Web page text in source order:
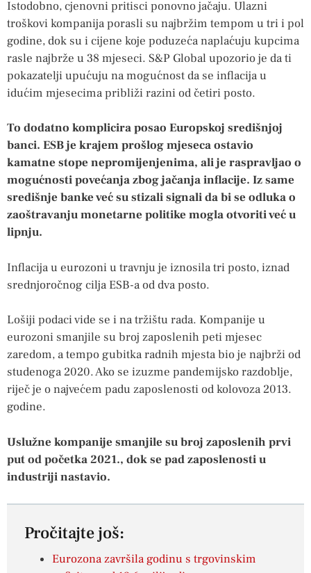
Istodobno, cjenovni pritisci ponovno jačaju. Ulazni
troškovi kompanija porasli su najbržim tempom u tri i pol
godine, dok su i cijene koje poduzeća naplaćuju kupcima
rasle najbrže u 38 mjeseci. S&P Global upozorio je da ti
pokazatelji upućuju na mogućnost da se inflacija u
idućim mjesecima približi razini od četiri posto.
To dodatno komplicira posao Europskoj središnjoj
banci. ESB je krajem prošlog mjeseca ostavio
kamatne stope nepromijenjenima, ali je raspravljao o
mogućnosti povećanja zbog jačanja inflacije. Iz same
središnje banke već su stizali signali da bi se odluka o
zaoštravanju monetarne politike mogla otvoriti već u
lipnju.
Inflacija u eurozoni u travnju je iznosila tri posto, iznad
srednjoročnog cilja ESB-a od dva posto.
Lošiji podaci vide se i na tržištu rada. Kompanije u
eurozoni smanjile su broj zaposlenih peti mjesec
zaredom, a tempo gubitka radnih mjesta bio je najbrži od
studenoga 2020. Ako se izuzme pandemijsko razdoblje,
riječ je o najvećem padu zaposlenosti od kolovoza 2013.
godine.
Uslužne kompanije smanjile su broj zaposlenih prvi
put od početka 2021., dok se pad zaposlenosti u
industriji nastavio.
Pročitajte još:
Eurozona završila godinu s trgovinskim